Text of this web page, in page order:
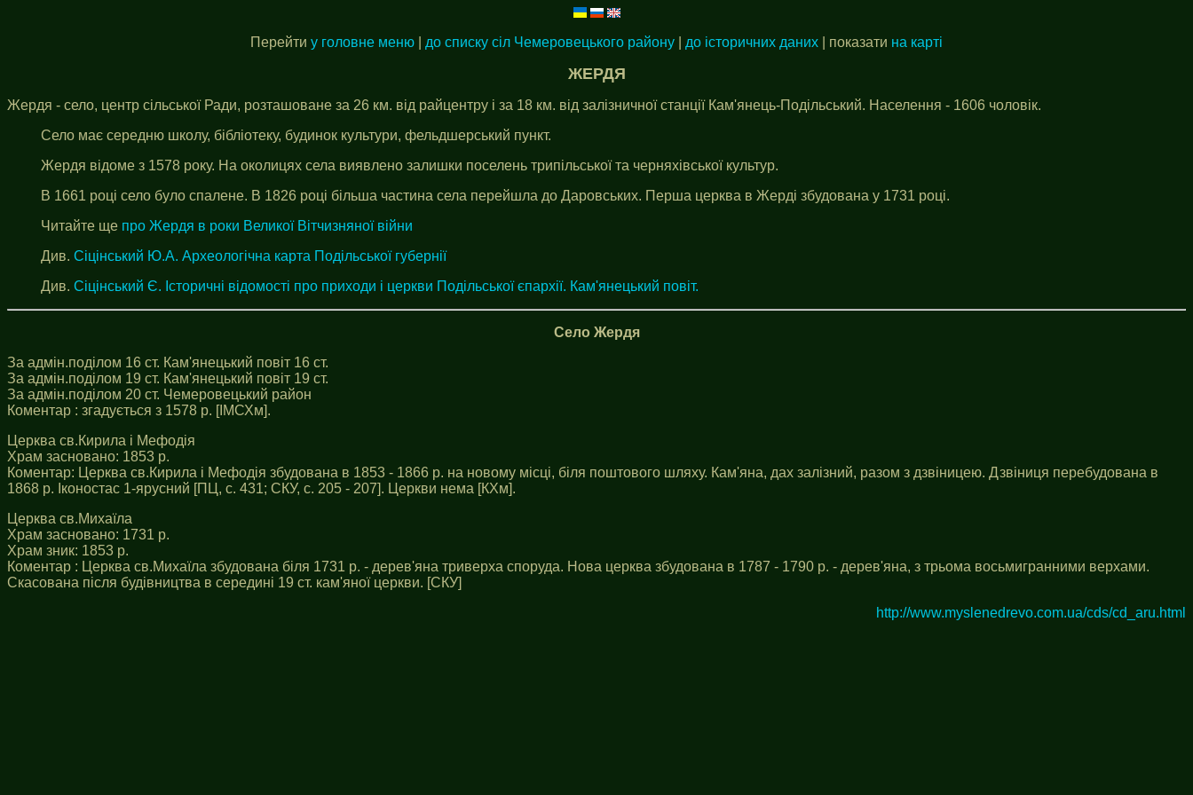
Перейти у головне меню до списку сіл Чемеровецького району до історичних даних | показати на карті
ЖЕРДЯ
Жердя - село, центр сільської Ради, розташоване за 26 км. від райцентру і за 18 км. від залізничної станції Кам'янець-Подільський. Населення - 1606 чоловік.
Село має середню школу, бібліотеку, будинок культури, фельдшерський пункт.
Жердя відоме з 1578 року. На околицях села виявлено залишки поселень трипільської та черняхівської культур.
В 1661 році село було спалене. В 1826 році більша частина села перейшла до Даровських. Перша церква в Жерді збудована у 1731 році.
Читайте ще про Жердя в роки Великої Вітчизняної війни
Див. Сіцінський Ю.А. Археологічна карта Подільської губернії
Див. Сіцінський Є. Історичні відомості про приходи і церкви Подільської єпархії. Кам'янецький повіт.
Село Жердя
За адмін.поділом 16 ст. Кам'янецький повіт 16 ст.
За адмін.поділом 19 ст. Кам'янецький повіт 19 ст.
За адмін.поділом 20 ст. Чемеровецький район
Коментар : згадується з 1578 р. [ІМСХм].
Церква св.Кирила і Мефодія
Храм засновано: 1853 р.
Коментар: Церква св.Кирила і Мефодія збудована в 1853 - 1866 р. на новому місці, біля поштового шляху. Кам'яна, дах залізний, разом з дзвіницею. Дзвіниця перебудована в
1868 р. Іконостас 1-ярусний [ПЦ, с. 431; СКУ, с. 205 - 207]. Церкви нема [КХм].
Церква св.Михаїла
Храм засновано: 1731 р.
Храм зник: 1853 р.
Коментар : Церква св.Михаїла збудована біля 1731 р. - дерев'яна триверха споруда. Нова церква збудована в 1787 - 1790 р. - дерев'яна, з трьома восьмигранними верхами.
Скасована після будівництва в середині 19 ст. кам'яної церкви. [СКУ]
http://www.myslenedrevo.com.ua/cds/cd_aru.html